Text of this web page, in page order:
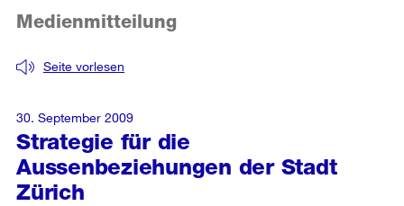
Strategie für die
Aussenbeziehungen der Stadt
Zürich
Seite vorlesen
Medienmitteilung
30. September 2009